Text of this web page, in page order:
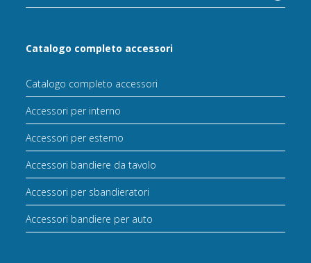
Catalogo completo accessori
Catalogo completo accessori
Accessori per interno
Accessori per esterno
Accessori bandiere da tavolo
Accessori per sbandieratori
Accessori bandiere per auto